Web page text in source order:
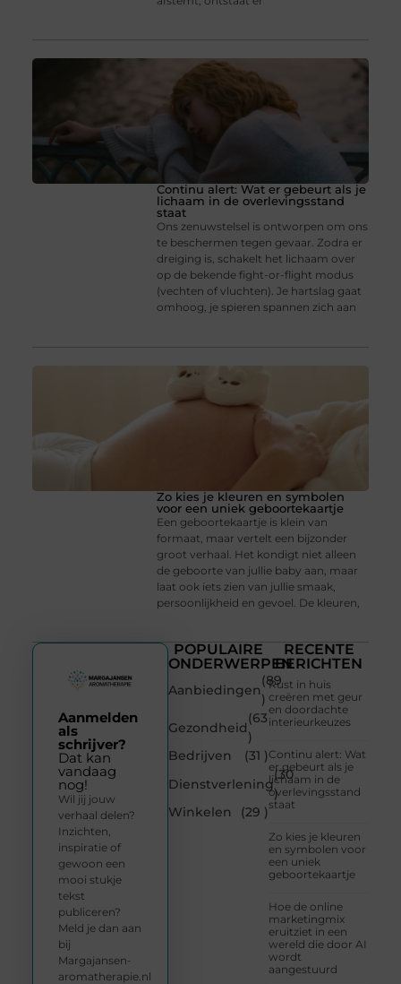
Continu alert: Wat er gebeurt als je
lichaam in de overlevingsstand
staat
Ons zenuwstelsel is ontworpen om ons
te beschermen tegen gevaar. Zodra er
dreiging is, schakelt het lichaam over
op de bekende fight-or-flight modus
(vechten of vluchten). Je hartslag gaat
omhoog, je spieren spannen zich aan
Zo kies je kleuren en symbolen
voor een uniek geboortekaartje
Een geboortekaartje is klein van
formaat, maar vertelt een bijzonder
groot verhaal. Het kondigt niet alleen
de geboorte van jullie baby aan, maar
laat ook iets zien van jullie smaak,
persoonlijkheid en gevoel. De kleuren,
POPULAIRE
ONDERWERPEN
Aanbiedingen
(89
)
Gezondheid
(63
)
Bedrijven
(31 )
Dienstverlening
(30
)
Winkelen
(29 )
RECENTE
BERICHTEN
Rust in huis
creëren met geur
en doordachte
interieurkeuzes
Continu alert: Wat
er gebeurt als je
lichaam in de
overlevingsstand
staat
Zo kies je kleuren
en symbolen voor
een uniek
geboortekaartje
Hoe de online
marketingmix
eruitziet in een
wereld die door AI
wordt
aangestuurd
Aanmelden
als
schrijver?
Dat kan
vandaag
nog!
Wil jij jouw
verhaal delen?
Inzichten,
inspiratie of
gewoon een
mooi stukje
tekst
publiceren?
Meld je dan aan
bij
Margajansen-
aromatherapie.nl